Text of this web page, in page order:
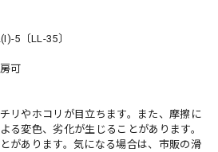
5〔LL-35〕
可
リやホコリが目立ちます。また、摩擦に
る変色、劣化が生じることがあります。
があります。気になる場合は、市販の滑